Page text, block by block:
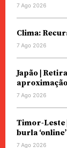
7 Ago 2026
Clima:
7 Ago 2026
Japão |
7 Ago 2026
Timor-Leste
burla
7 Ago 2026